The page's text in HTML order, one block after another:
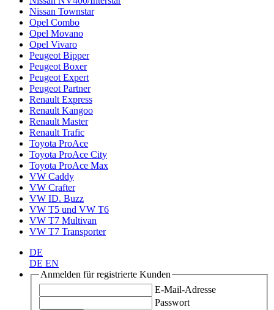
Nissan Townstar
Opel Combo
Opel Movano
Opel Vivaro
Peugeot Bipper
Peugeot Boxer
Peugeot Expert
Peugeot Partner
Renault Express
Renault Kangoo
Renault Master
Renault Trafic
Toyota ProAce
Toyota ProAce City
Toyota ProAce Max
VW Caddy
VW Crafter
VW ID. Buzz
VW T5 und VW T6
VW T7 Multivan
VW T7 Transporter
DE
DE EN
Anmelden für registrierte Kunden
E-Mail-Adresse
Passwort